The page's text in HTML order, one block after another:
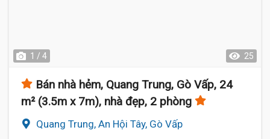
1 / 4 25
Bán nhà hẻm, Quang Trung, Gò Vấp, 24
m² (3.5m x 7m), nhà đẹp, 2 phòng
Quang Trung, An Hội Tây, Gò Vấp